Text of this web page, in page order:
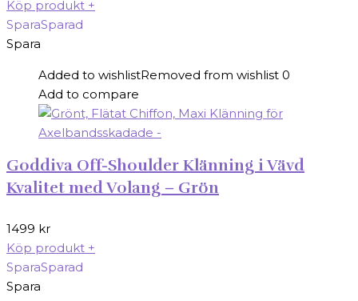
Köp produkt +
SparaSparad
Spara
Added to wishlistRemoved from wishlist 0
Add to compare
Goddiva Off-Shoulder Klänning i Vävd
Kvalitet med Volang – Grön
1499 kr
Köp produkt +
SparaSparad
Spara